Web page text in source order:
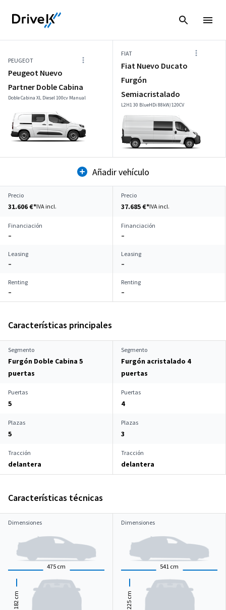
PEUGEOT
Peugeot Nuevo
Partner Doble Cabina
Doble Cabina XL Diesel 100cv Manual
FIAT
Fiat Nuevo Ducato
Furgón
Semiacristalado
L2H1 30 BlueHDi 88kW/120CV
Añadir vehículo
Precio
31.606 €*IVA incl.
Precio
37.685 €*IVA incl.
Financiación
–
Financiación
–
Leasing
–
Leasing
–
Renting
–
Renting
–
Características principales
Segmento
Furgón Doble Cabina 5
puertas
Segmento
Furgón acristalado 4
puertas
Puertas
5
Puertas
4
Plazas
5
Plazas
3
Tracción
delantera
Tracción
delantera
Características técnicas
Dimensiones
475 cm
182
cm
Dimensiones
541 cm
225
cm